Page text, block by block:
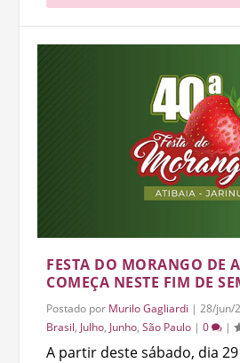
FESTA DO MORANGO DE
COMEÇA NESTE FIM DE
Postado por Murilo Gagliardi |28/jun/
Brasil, Julho, Junho,São Paulo |0 |
A partir deste sábado, dia